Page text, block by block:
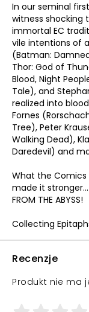
In our seminal
witness shocking
immortal EC
vile intentions of
(Batman:
Thor: God of
Blood, Night
Tale), and
realized into
Fornes
Tree), Peter
Walking Dead),
Daredevil) and
What the Comics
made it stronger...
FROM THE ABYSS!
Collecting
Recenzje
Produkt nie ma